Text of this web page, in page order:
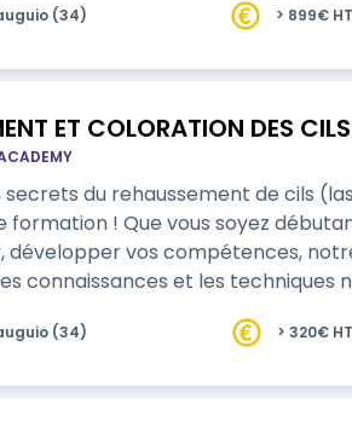
(34) > 899€ HT
ET COLORATION DES CILS
secrets du rehaussement de cils
formation ! Que vous soyez
développer vos compétences,
connaissances et les techniques
et les connaissances nécessaires,
(34) > 320€ HT